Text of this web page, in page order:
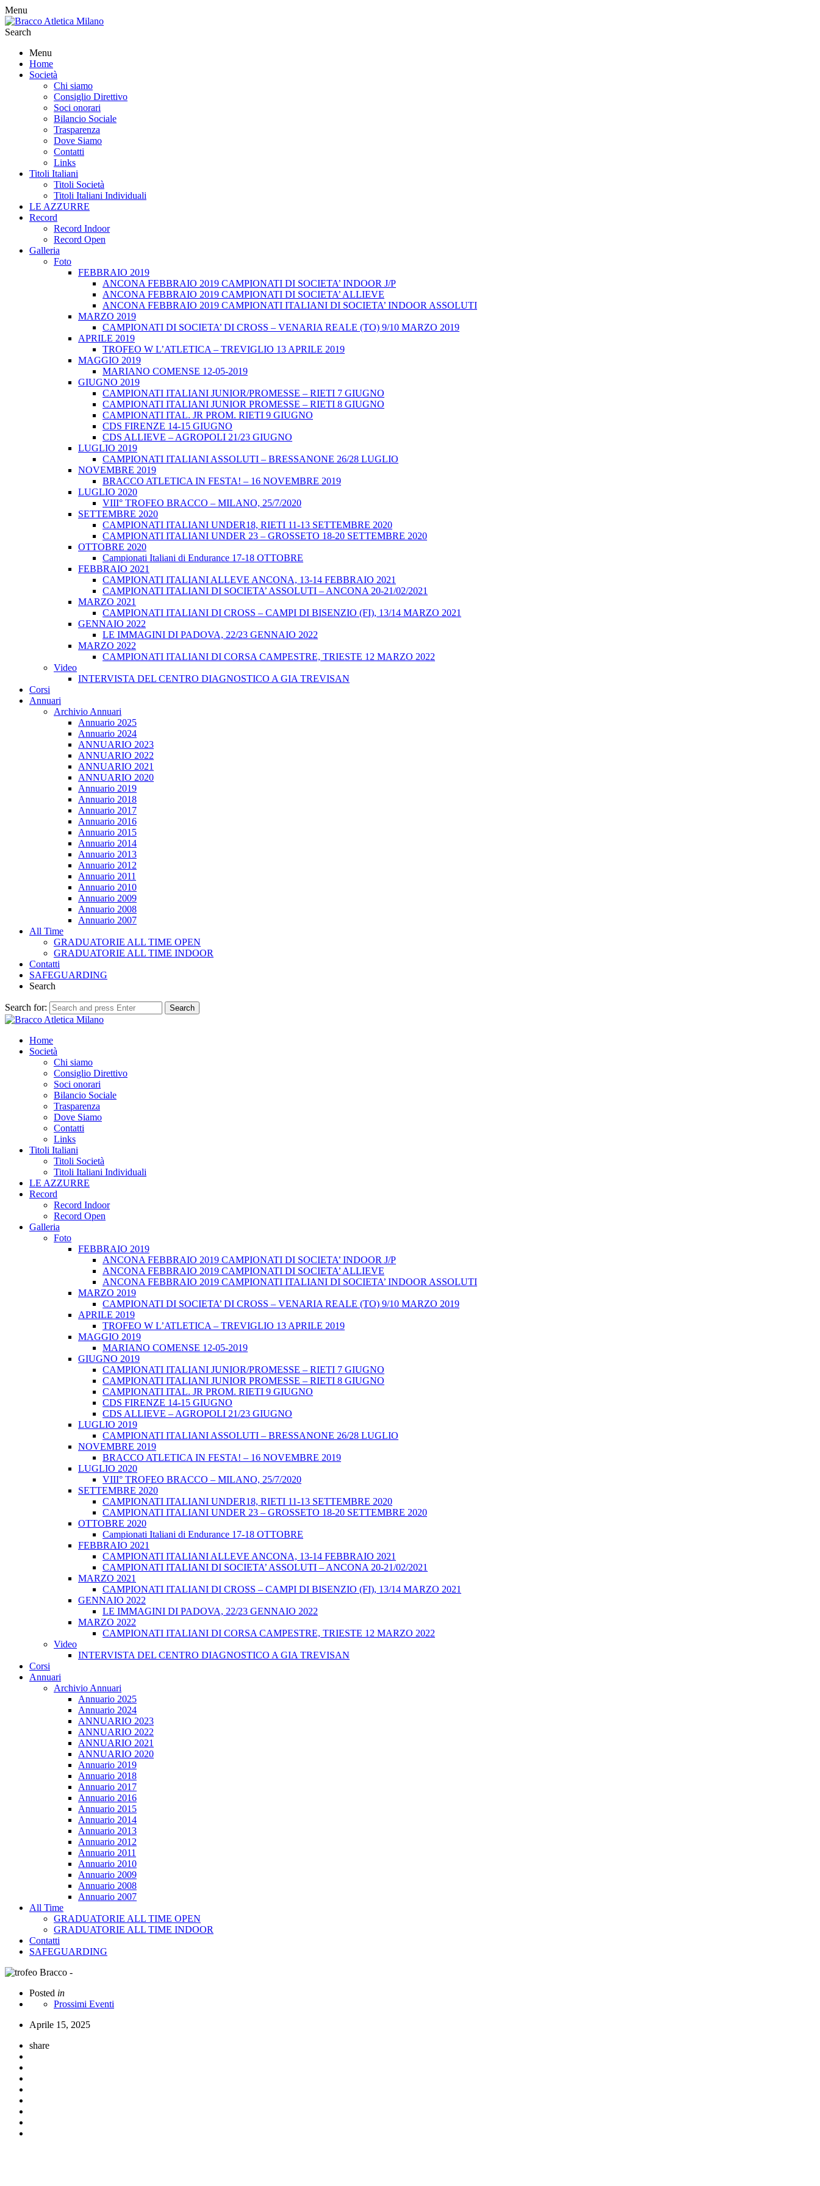
Menu
Search
Menu
Home
Società
Chi siamo
Consiglio Direttivo
Soci onorari
Bilancio Sociale
Trasparenza
Dove Siamo
Contatti
Links
Titoli Italiani
Titoli Società
Titoli Italiani Individuali
LE AZZURRE
Record
Record Indoor
Record Open
Galleria
Foto
FEBBRAIO 2019
ANCONA FEBBRAIO 2019 CAMPIONATI DI SOCIETA’ INDOOR J/P
ANCONA FEBBRAIO 2019 CAMPIONATI DI SOCIETA’ ALLIEVE
ANCONA FEBBRAIO 2019 CAMPIONATI ITALIANI DI SOCIETA’ INDOOR ASSOLUTI
MARZO 2019
CAMPIONATI DI SOCIETA’ DI CROSS – VENARIA REALE (TO) 9/10 MARZO 2019
APRILE 2019
TROFEO W L’ATLETICA – TREVIGLIO 13 APRILE 2019
MAGGIO 2019
MARIANO COMENSE 12-05-2019
GIUGNO 2019
CAMPIONATI ITALIANI JUNIOR/PROMESSE – RIETI 7 GIUGNO
CAMPIONATI ITALIANI JUNIOR PROMESSE – RIETI 8 GIUGNO
CAMPIONATI ITAL. JR PROM. RIETI 9 GIUGNO
CDS FIRENZE 14-15 GIUGNO
CDS ALLIEVE – AGROPOLI 21/23 GIUGNO
LUGLIO 2019
CAMPIONATI ITALIANI ASSOLUTI – BRESSANONE 26/28 LUGLIO
NOVEMBRE 2019
BRACCO ATLETICA IN FESTA! – 16 NOVEMBRE 2019
LUGLIO 2020
VIII° TROFEO BRACCO – MILANO, 25/7/2020
SETTEMBRE 2020
CAMPIONATI ITALIANI UNDER18, RIETI 11-13 SETTEMBRE 2020
CAMPIONATI ITALIANI UNDER 23 – GROSSETO 18-20 SETTEMBRE 2020
OTTOBRE 2020
Campionati Italiani di Endurance 17-18 OTTOBRE
FEBBRAIO 2021
CAMPIONATI ITALIANI ALLEVE ANCONA, 13-14 FEBBRAIO 2021
CAMPIONATI ITALIANI DI SOCIETA’ ASSOLUTI – ANCONA 20-21/02/2021
MARZO 2021
CAMPIONATI ITALIANI DI CROSS – CAMPI DI BISENZIO (FI), 13/14 MARZO 2021
GENNAIO 2022
LE IMMAGINI DI PADOVA, 22/23 GENNAIO 2022
MARZO 2022
CAMPIONATI ITALIANI DI CORSA CAMPESTRE, TRIESTE 12 MARZO 2022
Video
INTERVISTA DEL CENTRO DIAGNOSTICO A GIA TREVISAN
Corsi
Annuari
Archivio Annuari
Annuario 2025
Annuario 2024
ANNUARIO 2023
ANNUARIO 2022
ANNUARIO 2021
ANNUARIO 2020
Annuario 2019
Annuario 2018
Annuario 2017
Annuario 2016
Annuario 2015
Annuario 2014
Annuario 2013
Annuario 2012
Annuario 2011
Annuario 2010
Annuario 2009
Annuario 2008
Annuario 2007
All Time
GRADUATORIE ALL TIME OPEN
GRADUATORIE ALL TIME INDOOR
Contatti
SAFEGUARDING
Search
Search for: Search
Home
Società
Chi siamo
Consiglio Direttivo
Soci onorari
Bilancio Sociale
Trasparenza
Dove Siamo
Contatti
Links
Titoli Italiani
Titoli Società
Titoli Italiani Individuali
LE AZZURRE
Record
Record Indoor
Record Open
Galleria
Foto
FEBBRAIO 2019
ANCONA FEBBRAIO 2019 CAMPIONATI DI SOCIETA’ INDOOR J/P
ANCONA FEBBRAIO 2019 CAMPIONATI DI SOCIETA’ ALLIEVE
ANCONA FEBBRAIO 2019 CAMPIONATI ITALIANI DI SOCIETA’ INDOOR ASSOLUTI
MARZO 2019
CAMPIONATI DI SOCIETA’ DI CROSS – VENARIA REALE (TO) 9/10 MARZO 2019
APRILE 2019
TROFEO W L’ATLETICA – TREVIGLIO 13 APRILE 2019
MAGGIO 2019
MARIANO COMENSE 12-05-2019
GIUGNO 2019
CAMPIONATI ITALIANI JUNIOR/PROMESSE – RIETI 7 GIUGNO
CAMPIONATI ITALIANI JUNIOR PROMESSE – RIETI 8 GIUGNO
CAMPIONATI ITAL. JR PROM. RIETI 9 GIUGNO
CDS FIRENZE 14-15 GIUGNO
CDS ALLIEVE – AGROPOLI 21/23 GIUGNO
LUGLIO 2019
CAMPIONATI ITALIANI ASSOLUTI – BRESSANONE 26/28 LUGLIO
NOVEMBRE 2019
BRACCO ATLETICA IN FESTA! – 16 NOVEMBRE 2019
LUGLIO 2020
VIII° TROFEO BRACCO – MILANO, 25/7/2020
SETTEMBRE 2020
CAMPIONATI ITALIANI UNDER18, RIETI 11-13 SETTEMBRE 2020
CAMPIONATI ITALIANI UNDER 23 – GROSSETO 18-20 SETTEMBRE 2020
OTTOBRE 2020
Campionati Italiani di Endurance 17-18 OTTOBRE
FEBBRAIO 2021
CAMPIONATI ITALIANI ALLEVE ANCONA, 13-14 FEBBRAIO 2021
CAMPIONATI ITALIANI DI SOCIETA’ ASSOLUTI – ANCONA 20-21/02/2021
MARZO 2021
CAMPIONATI ITALIANI DI CROSS – CAMPI DI BISENZIO (FI), 13/14 MARZO 2021
GENNAIO 2022
LE IMMAGINI DI PADOVA, 22/23 GENNAIO 2022
MARZO 2022
CAMPIONATI ITALIANI DI CORSA CAMPESTRE, TRIESTE 12 MARZO 2022
Video
INTERVISTA DEL CENTRO DIAGNOSTICO A GIA TREVISAN
Corsi
Annuari
Archivio Annuari
Annuario 2025
Annuario 2024
ANNUARIO 2023
ANNUARIO 2022
ANNUARIO 2021
ANNUARIO 2020
Annuario 2019
Annuario 2018
Annuario 2017
Annuario 2016
Annuario 2015
Annuario 2014
Annuario 2013
Annuario 2012
Annuario 2011
Annuario 2010
Annuario 2009
Annuario 2008
Annuario 2007
All Time
GRADUATORIE ALL TIME OPEN
GRADUATORIE ALL TIME INDOOR
Contatti
SAFEGUARDING
Posted in
Prossimi Eventi
Aprile 15, 2025
share